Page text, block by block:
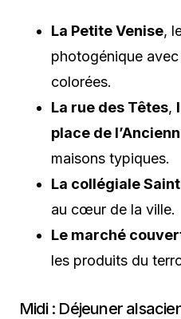
La Petite Venise,
photogénique
colorées.
La rue des Têtes,
place de
maisons typiques.
La collégiale
au cœur de la ville.
Le marché
les produits du
Midi : Déjeuner